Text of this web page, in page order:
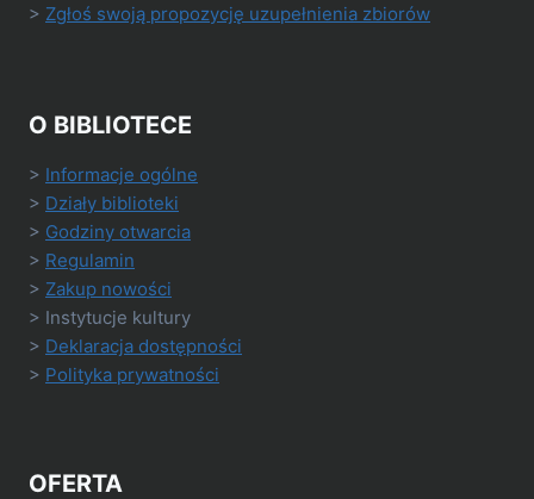
> Zgłoś swoją propozycję uzupełnienia zbiorów
O BIBLIOTECE
> Informacje ogólne
> Działy biblioteki
> Godziny otwarcia
> Regulamin
> Zakup nowości
> Instytucje kultury
> Deklaracja dostępności
> Polityka prywatności
OFERTA